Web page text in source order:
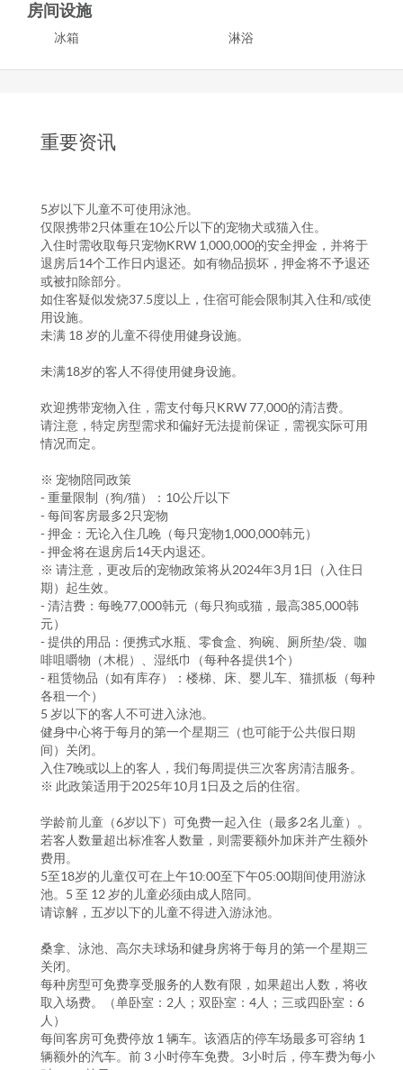
房间设施
冰箱 淋浴
重要资讯
5岁以下儿童不可使用泳池。
仅限携带2只体重在10公斤以下的宠物犬或猫入住。
入住时需收取每只宠物KRW 1,000,000的安全押金，并将于
退房后14个工作日内退还。如有物品损坏，押金将不予退还
或被扣除部分。
如住客疑似发烧37.5度以上，住宿可能会限制其入住和/或使
用设施。
未满 18 岁的儿童不得使用健身设施。
未满18岁的客人不得使用健身设施。
欢迎携带宠物入住，需支付每只KRW 77,000的清洁费。
请注意，特定房型需求和偏好无法提前保证，需视实际可用
情况而定。
※ 宠物陪同政策
- 重量限制（狗/猫）：10公斤以下
- 每间客房最多2只宠物
- 押金：无论入住几晚（每只宠物1,000,000韩元）
- 押金将在退房后14天内退还。
※ 请注意，更改后的宠物政策将从2024年3月1日（入住日
期）起生效。
- 清洁费：每晚77,000韩元（每只狗或猫，最高385,000韩
元）
- 提供的用品：便携式水瓶、零食盒、狗碗、厕所垫/袋、咖
啡咀嚼物（木棍）、湿纸巾（每种各提供1个）
- 租赁物品（如有库存）：楼梯、床、婴儿车、猫抓板（每种
各租一个）
5 岁以下的客人不可进入泳池。
健身中心将于每月的第一个星期三（也可能于公共假日期
间）关闭。
入住7晚或以上的客人，我们每周提供三次客房清洁服务。
※ 此政策适用于2025年10月1日及之后的住宿。
学龄前儿童（6岁以下）可免费一起入住（最多2名儿童）。
若客人数量超出标准客人数量，则需要额外加床并产生额外
费用。
5至18岁的儿童仅可在上午10:00至下午05:00期间使用游泳
池。5 至 12 岁的儿童必须由成人陪同。
请谅解，五岁以下的儿童不得进入游泳池。
桑拿、泳池、高尔夫球场和健身房将于每月的第一个星期三
关闭。
每种房型可免费享受服务的人数有限，如果超出人数，将收
取入场费。（单卧室：2人；双卧室：4人；三或四卧室：6
人）
每间客房可免费停放 1 辆车。该酒店的停车场最多可容纳 1
辆额外的汽车。前 3 小时停车免费。3小时后，停车费为每小